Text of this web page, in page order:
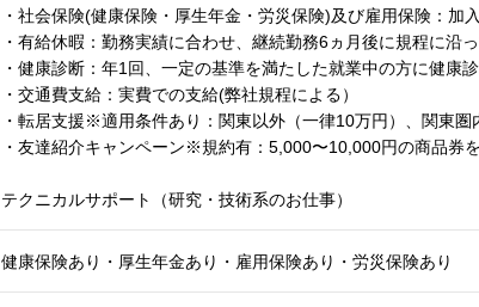
・社会保険(健康保険・厚生年金・労災保険)及び雇用保険：加
・有給休暇：勤務実績に合わせ、継続勤務6ヵ月後に規程に沿っ
・健康診断：年1回、一定の基準を満たした就業中の方に健康
・交通費支給：実費での支給(弊社規程による）
・転居支援※適用条件あり：関東以外（一律10万円）、関東圏
・友達紹介キャンペーン※規約有：5,000〜10,000円の商品券
テクニカルサポート（研究・技術系のお仕事）
健康保険あり・厚生年金あり・雇用保険あり・労災保険あり